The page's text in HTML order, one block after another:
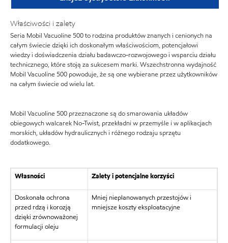
Właściwości i zalety
Seria Mobil Vacuoline 500 to rodzina produktów znanych i cenionych na
całym świecie dzięki ich doskonałym właściwościom, potencjałowi
wiedzy i doświadczenia działu badawczo-rozwojowego i wsparciu działu
technicznego, które stoją za sukcesem marki. Wszechstronna wydajność
Mobil Vacuoline 500 powoduje, że są one wybierane przez użytkowników
na całym świecie od wielu lat.
Mobil Vacuoline 500 przeznaczone są do smarowania układów
obiegowych walcarek No-Twist, przekładni w przemyśle i w aplikacjach
morskich, układów hydraulicznych i różnego rodzaju sprzętu
dodatkowego.
Własności Zalety i potencjalne korzyści
Doskonała ochrona
przed rdzą i korozją
dzięki zrównoważonej
formulacji oleju
Mniej nieplanowanych przestojów i
mniejsze koszty eksploatacyjne